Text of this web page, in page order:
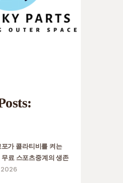
가 콜라티비를 켜는
료 스포츠중계의 생존